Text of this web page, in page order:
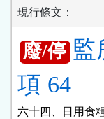
現行條文：
廢/停 監
項 64
六十四、日用食